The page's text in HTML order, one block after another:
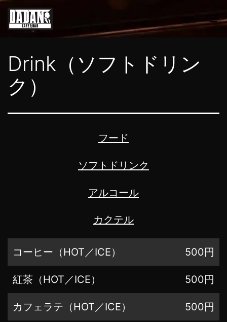
コ
ン
ン
ス
Drink（ソフトドリン
ク）
フード
ソフトドリンク
アルコール
カクテル
コーヒー（HOT／ICE） 500円
紅茶（HOT／ICE） 500円
カフェラテ（HOT／ICE） 500円